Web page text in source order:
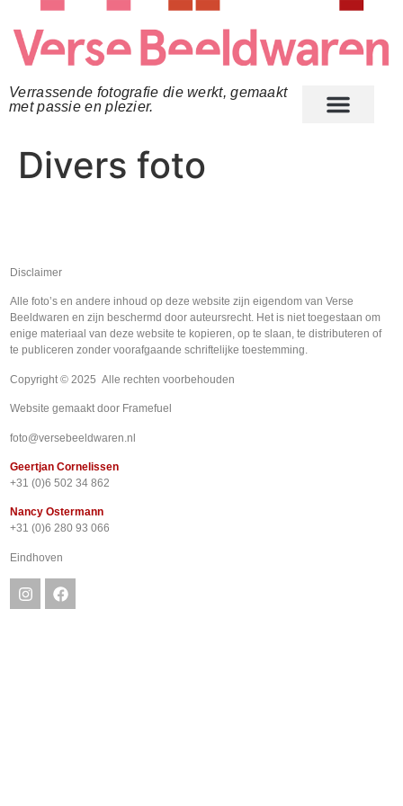
Verrassende fotografie die werkt, gemaakt
met passie en plezier.
Divers foto
Disclaimer
Alle foto’s en andere inhoud op deze website zijn eigendom van Verse
Beeldwaren en zijn beschermd door auteursrecht. Het is niet toegestaan om
enige materiaal van deze website te kopieren, op te slaan, te distributeren of
te publiceren zonder voorafgaande schriftelijke toestemming.
Copyright © 2025 Alle rechten voorbehouden
Website gemaakt door Framefuel
foto@versebeeldwaren.nl
Geertjan Cornelissen
+31 (0)6 502 34 862
Nancy Ostermann
+31 (0)6 280 93 066
Eindhoven